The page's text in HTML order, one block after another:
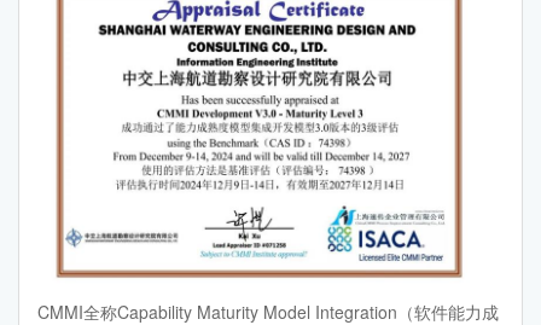
CMMI全称Capability Maturity Model Integration（软件能力成